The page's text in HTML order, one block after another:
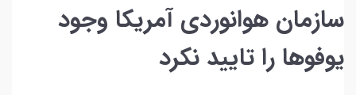
سازمان هوانوردی آمریکا وجود
یوفوها را تایید نکرد